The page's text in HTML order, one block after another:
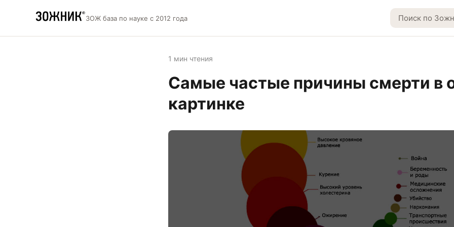
ЗОЖ база по науке с 2012 года
1 мин чтения
Самые частые причины смерти в
картинке